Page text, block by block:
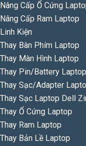
Nâng Cấp Ổ Cứng
Nâng Cấp Ram Laptop
Linh Kiện
Thay Bàn Phím Laptop
Thay Màn Hình Laptop
Thay Pin/Battery Laptop
Thay Sạc/Adapter
Thay Sạc Laptop Dell
Thay Ổ Cứng Laptop
Thay Ram Laptop
Thay Bản Lề Laptop